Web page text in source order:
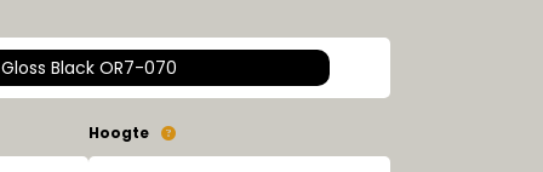
Gloss Black OR7-070
Hoogte